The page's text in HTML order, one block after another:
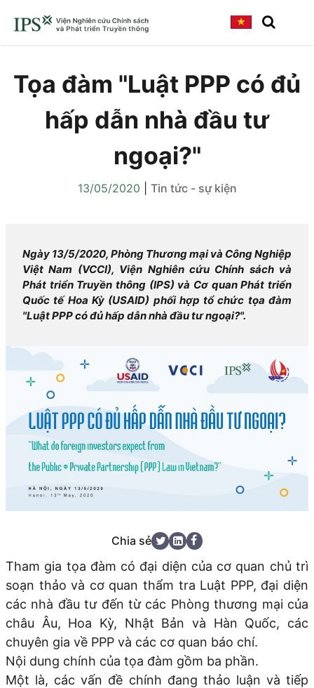
Tọa đàm "Luật PPP có đủ
hấp dẫn nhà đầu tư
ngoại?"
13/05/2020 Tin tức - sự kiện
Ngày 13/5/2020, Phòng Thương mại và Công Nghiệp
Việt Nam (VCCI), Viện Nghiên cứu Chính sách và
Phát triển Truyền thông (IPS) và Cơ quan Phát triển
Quốc tế Hoa Kỳ (USAID) phối hợp tổ chức tọa đàm
"Luật PPP có đủ hấp dẫn nhà đầu tư ngoại?".
Chia sẻ
Tham gia tọa đàm có đại diện của cơ quan chủ trì
soạn thảo và cơ quan thẩm tra Luật PPP, đại diện
các nhà đầu tư đến từ các Phòng thương mại của
châu Âu, Hoa Kỳ, Nhật Bản và Hàn Quốc, các
chuyên gia về PPP và các cơ quan báo chí.
Nội dung chính của tọa đàm gồm ba phần.
Một là, các vấn đề chính đang thảo luận và tiếp